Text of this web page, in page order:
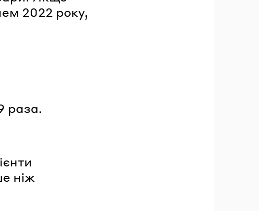
2022 року,
раза.
ніж